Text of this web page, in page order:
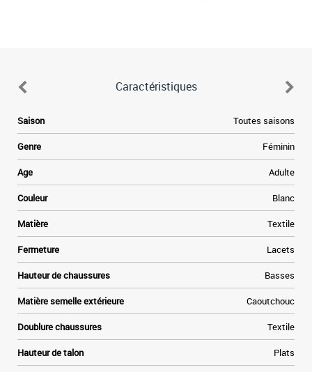
Caractéristiques
Saison Toutes saisons
Genre Féminin
Age Adulte
Couleur Blanc
Matière Textile
Fermeture Lacets
Hauteur de chaussures Basses
Matière semelle extérieure Caoutchouc
Doublure chaussures Textile
Hauteur de talon Plats